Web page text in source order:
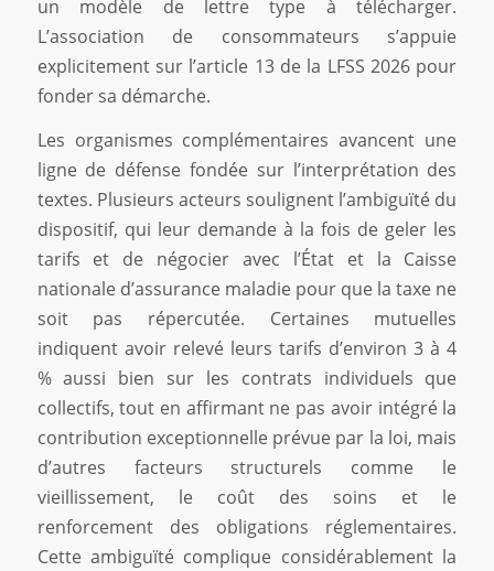
un modèle de lettre type à télécharger.
L’association de consommateurs s’appuie
explicitement sur l’article 13 de la LFSS 2026 pour
fonder sa démarche.
Les organismes complémentaires avancent une
ligne de défense fondée sur l’interprétation des
textes. Plusieurs acteurs soulignent l’ambiguïté du
dispositif, qui leur demande à la fois de geler les
tarifs et de négocier avec l’État et la Caisse
nationale d’assurance maladie pour que la taxe ne
soit pas répercutée. Certaines mutuelles
indiquent avoir relevé leurs tarifs d’environ 3 à 4
% aussi bien sur les contrats individuels que
collectifs, tout en affirmant ne pas avoir intégré la
contribution exceptionnelle prévue par la loi, mais
d’autres facteurs structurels comme le
vieillissement, le coût des soins et le
renforcement des obligations réglementaires.
Cette ambiguïté complique considérablement la